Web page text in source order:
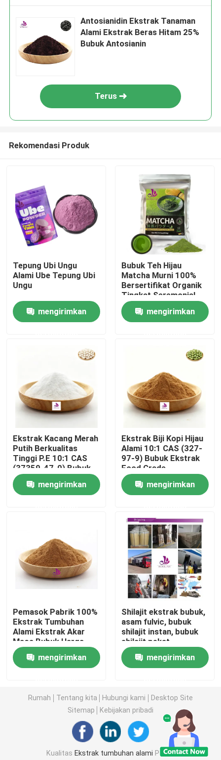
Produk
Video
Tur Pabrik
Kontrol kualitas
Hubungi kami
Berita
Bubuk Buah dan Sayuran
Bubuk Pewarna Makanan Alami
Bubuk Teh Alami
Vitamin asam amino
Bahan Baku Kosmetik
Antosianidin Ekstrak Tanaman
Alami Ekstrak Beras Hitam 25%
Bubuk Antosianin
Terus
Rekomendasi Produk
Tepung Ubi Ungu
Alami Ube Tepung Ubi
Ungu
mengirimkan
Bubuk Teh Hijau
Matcha Murni 100%
Bersertifikat Organik
Tingkat Seremonial
mengirimkan
Ekstrak Kacang Merah
Putih Berkualitas
Tinggi P.E 10:1 CAS
(37359-47-0) Bubuk
Ekstrak Kacang Merah
Putih Alamimengirimkan
Ekstrak Biji Kopi Hijau
Alami 10:1 CAS (327-
97-9) Bubuk Ekstrak
Food Grade
mengirimkan
Pemasok Pabrik 100%
Ekstrak Tumbuhan
Alami Ekstrak Akar
Maca Bubuk Harga
Grosir
mengirimkan
Shilajit ekstrak bubuk,
asam fulvic, bubuk
shilajit instan, bubuk
shilajit pekat
mengirimkan
Rumah Tentang kita Hubungi kami
Desktop Site
Sitemap
Kebijakan pribadi
Kualitas Ekstrak tumbuhan alami Pabrik